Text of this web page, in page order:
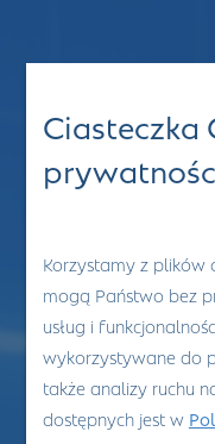
Ciasteczka
Korzystamy z plików
mogą Państwo bez
usług i
wykorzystywane do
także analizy ruchu
dostępnych jest w